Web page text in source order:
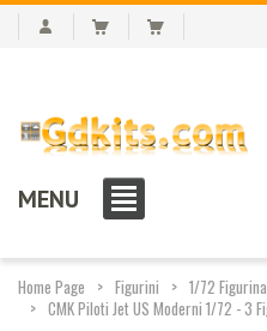
MENU
Home Page Figurini
1/72
CMK Piloti Jet US Moderni 1/72 - 3